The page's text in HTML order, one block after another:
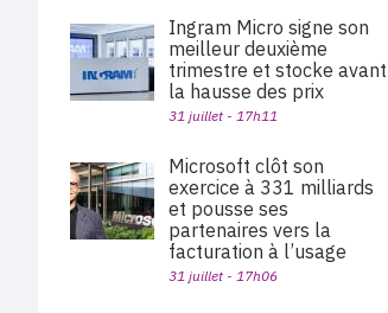
Ingram Micro signe son
meilleur deuxième
trimestre et stocke avant
la hausse des prix
31 juillet - 17h11
Microsoft clôt son
exercice à 331 milliards
et pousse ses
partenaires vers la
facturation à l’usage
31 juillet - 17h06